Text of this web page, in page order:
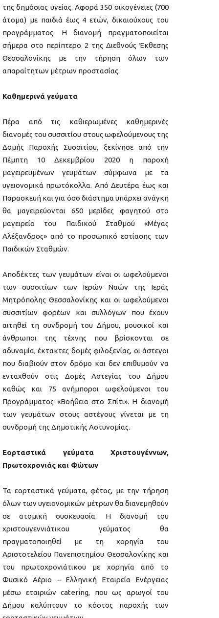
της δημόσιας υγείας. Αφορά 350 οικογένειες (700
άτομα) με παιδιά έως 4 ετών, δικαιούχους του
προγράμματος. Η διανομή πραγματοποιείται
σήμερα στο περίπτερο 2 της Διεθνούς Έκθεσης
Θεσσαλονίκης με την τήρηση όλων των
απαραίτητων μέτρων προστασίας.
Καθημερινά γεύματα
Πέρα από τις καθιερωμένες καθημερινές
διανομές του συσσιτίου στους ωφελούμενους της
Δομής Παροχής Συσσιτίου, ξεκίνησε από την
Πέμπτη 10 Δεκεμβρίου 2020 η παροχή
μαγειρευμένων γευμάτων σύμφωνα με τα
υγειονομικά πρωτόκολλα. Από Δευτέρα έως και
Παρασκευή και για όσο διάστημα υπάρχει ανάγκη
θα μαγειρεύονται 650 μερίδες φαγητού στο
μαγειρείο του Παιδικού Σταθμού «Μέγας
Αλέξανδρος» από το προσωπικό εστίασης των
Παιδικών Σταθμών.
Αποδέκτες των γευμάτων είναι οι ωφελούμενοι
των συσσιτίων των Ιερών Ναών της Ιεράς
Μητρόπολης Θεσσαλονίκης και οι ωφελούμενοι
συσσιτίων φορέων και συλλόγων που έχουν
αιτηθεί τη συνδρομή του Δήμου, μουσικοί και
άνθρωποι της τέχνης που βρίσκονται σε
αδυναμία, έκτακτες δομές φιλοξενίας, οι άστεγοι
που διαβιούν στον δρόμο και δεν επιθυμούν να
ενταχθούν στις Δομές Αστεγίας του Δήμου
καθώς και 75 ανήμποροι ωφελούμενοι του
Προγράμματος «Βοήθεια στο Σπίτι». Η διανομή
των γευμάτων στους αστέγους γίνεται με τη
συνδρομή της Δημοτικής Αστυνομίας.
Εορταστικά γεύματα Χριστουγέννων,
Πρωτοχρονιάς και Φώτων
Τα εορταστικά γεύματα, φέτος, με την τήρηση
όλων των υγειονομικών μέτρων θα διανεμηθούν
σε ατομική συσκευασία. Η διανομή του
χριστουγεννιάτικου γεύματος θα
πραγματοποιηθεί με τη χορηγία του
Αριστοτελείου Πανεπιστημίου Θεσσαλονίκης και
του πρωτοχρονιάτικου με χορηγία από το
Φυσικό Αέριο – Ελληνική Εταιρεία Ενέργειας
μέσω εταιριών catering, που ως αρωγοί του
Δήμου καλύπτουν το κόστος παροχής των